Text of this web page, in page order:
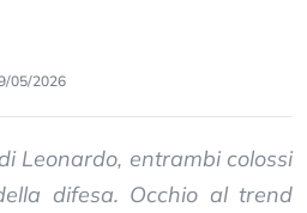
05/2026
Leonardo, entrambi colossi
difesa. Occhio al trend